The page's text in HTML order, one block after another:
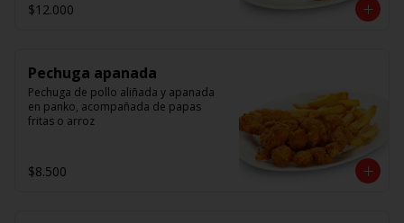
$12.000
Pechuga apanada
Pechuga de pollo aliñada y apanada
en panko, acompañada de papas
fritas o arroz
$8.500